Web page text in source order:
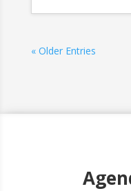
« Older Entries